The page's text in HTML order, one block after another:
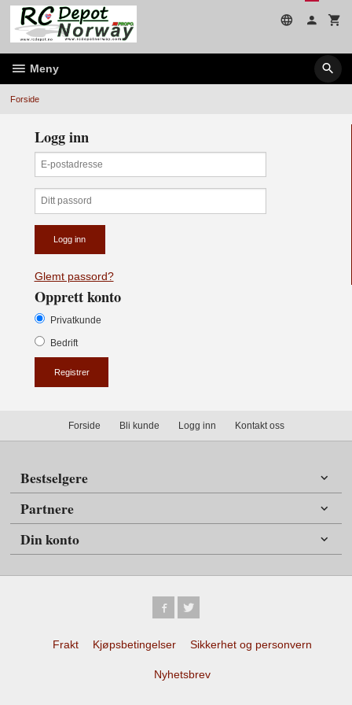
Gå
innholdet
Meny
Forside
Logg inn
Glemt passord?
Opprett konto
Privatkunde
Bedrift
Forside Bli kunde Logg inn Kontakt oss
Bestselgere
Partnere
Din konto
Frakt Kjøpsbetingelser Sikkerhet og personvern
Nyhetsbrev